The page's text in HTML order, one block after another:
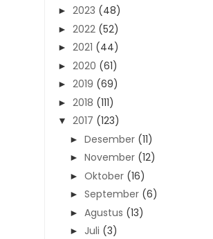
► 2023 (48)
► 2022 (52)
► 2021 (44)
► 2020 (61)
► 2019 (69)
► 2018 (111)
▼ 2017 (123)
► Desember (11)
► November (12)
► Oktober (16)
► September (6)
► Agustus (13)
► Juli (3)